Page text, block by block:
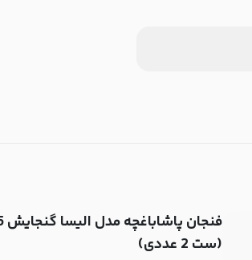
(ست 2 عددی)